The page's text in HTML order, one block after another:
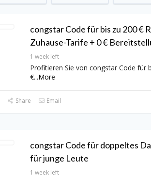
congstar Code für bis zu 200 €
Zuhause-Tarife + 0 €
1 week left
Profitieren Sie von congstar Code für
€...More
Share Email
congstar Code für doppeltes
für junge Leute
1 week left